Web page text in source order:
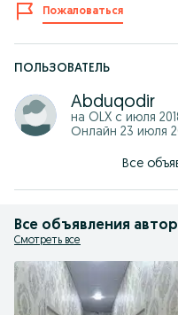
Пожаловаться
ПОЛЬЗОВАТЕЛЬ
Abduqodir
на OLX с июля
Онлайн 23 июля
Все
Все объявления
Смотреть все